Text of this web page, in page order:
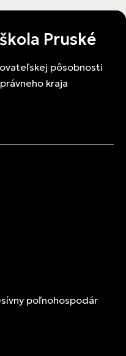
Pruské
pôsobnosti
kraja
poľnohospodár